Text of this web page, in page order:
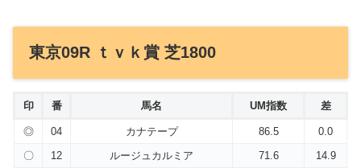
東京09R ｔｖｋ賞 芝1800
印 番 馬名 UM指数 差
◎ 04 カナテープ 86.5
0.0
〇
12 ルージュカルミア 71.6
14.9